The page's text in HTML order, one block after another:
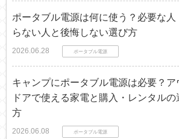
ポータブル電源は何に使う？必要な人
らない人と後悔しない選び方
2026.06.28 ポータブル電源
キャンプにポータブル電源は必要？ア
ドアで使える家電と購入・レンタルの
方
2026.06.08 ポータブル電源